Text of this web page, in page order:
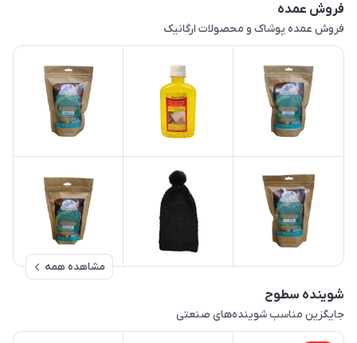
فروش عمده
فروش عمده پوشاک و محصولات ارگانیک
مشاهده همه
شوینده سطوح
جایگزین مناسب شوینده‌های صنعتی